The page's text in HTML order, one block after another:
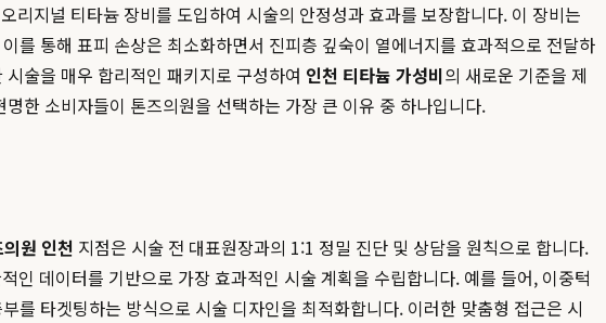
지널 티타늄 장비를 도입하여 시술의 안정성과 효과를 보장합니다. 이 장비는
통해 표피 손상은 최소화하면서 진피층 깊숙이 열에너지를 효과적으로 전달하
술을 매우 합리적인 패키지로 구성하여 인천 티타늄 가성비의 새로운 기준을 제
한 소비자들이 톤즈의원을 선택하는 가장 큰 이유 중 하나입니다.
원 인천 지점은 시술 전 대표원장과의 1:1 정밀 진단 및 상담을 원칙으로 합니다.
데이터를 기반으로 가장 효과적인 시술 계획을 수립합니다. 예를 들어, 이중턱
를 타겟팅하는 방식으로 시술 디자인을 최적화합니다. 이러한 맞춤형 접근은 시